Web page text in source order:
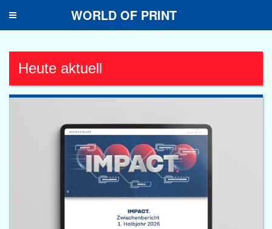
Toggle
WORLD OF PRINT
Heute aktuell